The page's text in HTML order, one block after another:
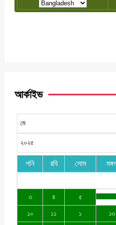
আর্কাইভ
শনি রবি সোম
৩ ৪ ৫
১০ ১১ ১ ১৩